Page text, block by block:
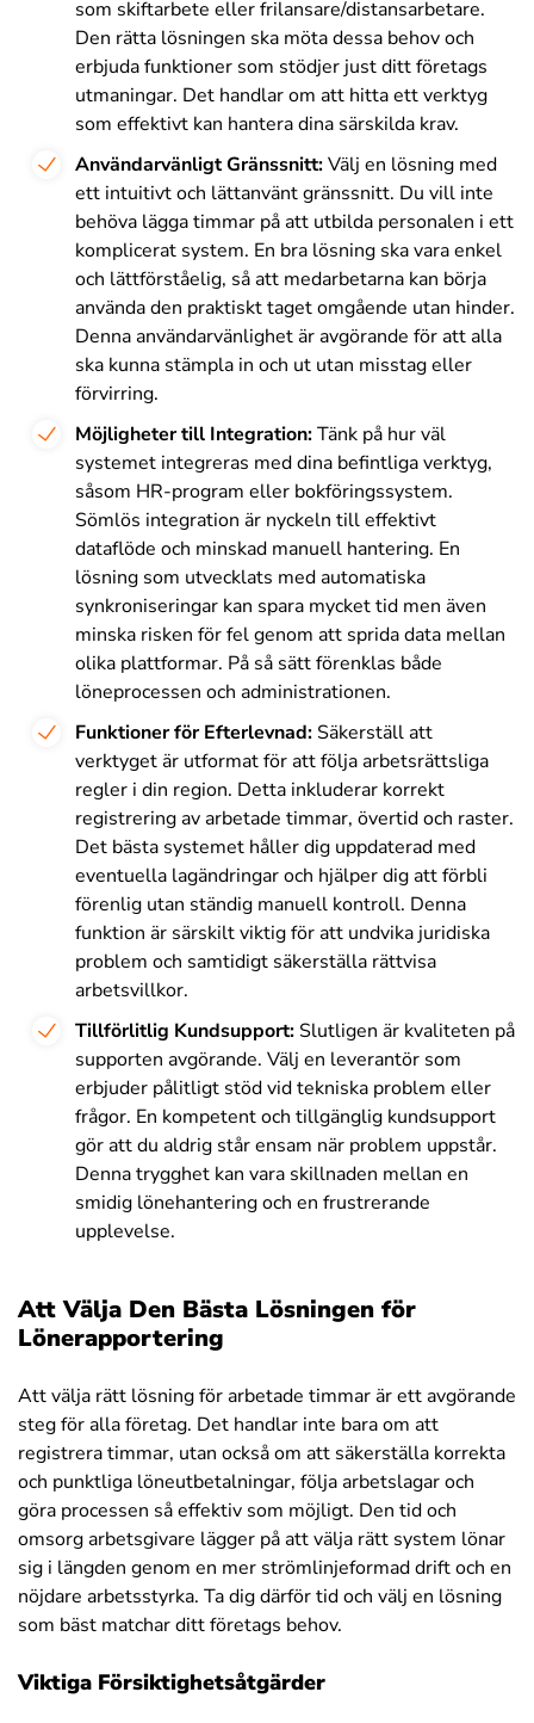
som skiftarbete eller frilansare/distansarbetare.
Den rätta lösningen ska möta dessa behov och
erbjuda funktioner som stödjer just ditt företags
utmaningar. Det handlar om att hitta ett verktyg
som effektivt kan hantera dina särskilda krav.
Användarvänligt Gränssnitt:Välj en lösning med
ett intuitivt och lättanvänt gränssnitt. Du vill inte
behöva lägga timmar på att utbilda personalen i ett
komplicerat system. En bra lösning ska vara enkel
och lättförståelig, så att medarbetarna kan börja
använda den praktiskt taget omgående utan hinder.
Denna användarvänlighet är avgörande för att alla
ska kunna stämpla in och ut utan misstag eller
förvirring.
Möjligheter till Integration:Tänk på hur väl
systemet integreras med dina befintliga verktyg,
såsom HR-program eller bokföringssystem.
Sömlös integration är nyckeln till effektivt
dataflöde och minskad manuell hantering. En
lösning som utvecklats med automatiska
synkroniseringar kan spara mycket tid men även
minska risken för fel genom att sprida data mellan
olika plattformar. På så sätt förenklas både
löneprocessen och administrationen.
Funktioner för Efterlevnad: Säkerställ att
verktyget är utformat för att följa arbetsrättsliga
regler i din region. Detta inkluderar korrekt
registrering av arbetade timmar, övertid och raster.
Det bästa systemet håller dig uppdaterad med
eventuella lagändringar och hjälper dig att förbli
förenlig utan ständig manuell kontroll. Denna
funktion är särskilt viktig för att undvika juridiska
problem och samtidigt säkerställa rättvisa
arbetsvillkor.
Tillförlitlig Kundsupport: Slutligen är kvaliteten på
supporten avgörande. Välj en leverantör som
erbjuder pålitligt stöd vid tekniska problem eller
frågor. En kompetent och tillgänglig kundsupport
gör att du aldrig står ensam när problem uppstår.
Denna trygghet kan vara skillnaden mellan en
smidig lönehantering och en frustrerande
upplevelse.
Att Välja Den Bästa Lösningen för
Lönerapportering
Att välja rätt lösning för arbetade timmar är ett avgörande
steg för alla företag. Det handlar inte bara om att
registrera timmar, utan också om att säkerställa korrekta
och punktliga löneutbetalningar, följa arbetslagar och
göra processen så effektiv som möjligt. Den tid och
omsorg arbetsgivare lägger på att välja rätt system lönar
sig i längden genom en mer strömlinjeformad drift och en
nöjdare arbetsstyrka. Ta dig därför tid och välj en lösning
som bäst matchar ditt företags behov.
Viktiga Försiktighetsåtgärder